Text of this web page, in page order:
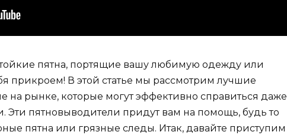
пятна, портящие вашу любимую одежду или
прикроем! В этой статье мы рассмотрим лучшие
на рынке, которые могут эффективно справиться даже
Эти пятновыводители придут вам на помощь, будь то
пятна или грязные следы. Итак, давайте приступим